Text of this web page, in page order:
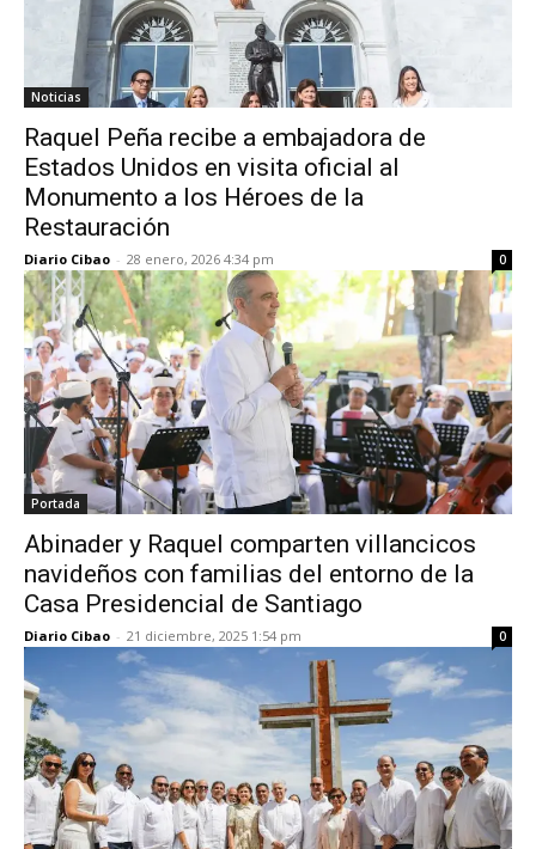
Noticias
Raquel Peña recibe a embajadora de
Estados Unidos en visita oficial al
Monumento a los Héroes de la
Restauración
Diario Cibao - 28 enero, 2026 4:34 pm 0
Portada
Abinader y Raquel comparten villancicos
navideños con familias del entorno de la
Casa Presidencial de Santiago
Diario Cibao - 21 diciembre, 2025 1:54 pm 0